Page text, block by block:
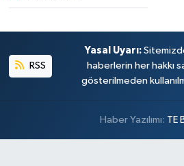
RSS
Yasal Uyarı:
haberlerin her hakkı
gösterilmeden
Haber Yazılımı: TE